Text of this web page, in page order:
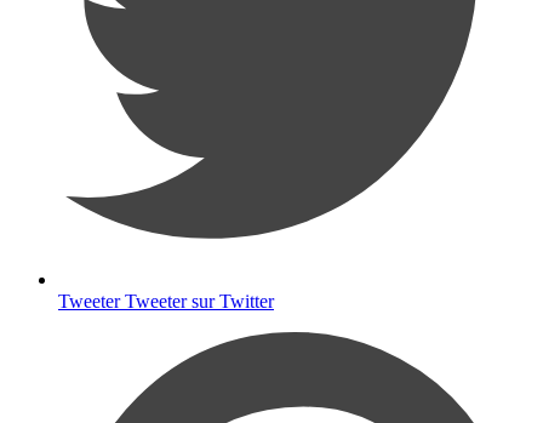
Tweeter Tweeter sur Twitter